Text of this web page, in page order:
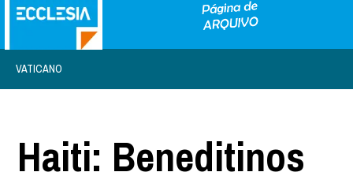
VATICANO
Haiti: Beneditinos